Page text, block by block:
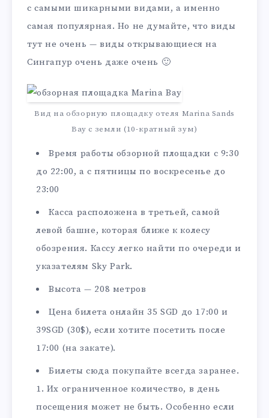
с самыми шикарными видами, а именно
самая популярная. Но не думайте, что виды
тут не очень — виды открывающиеся на
Сингапур очень даже очень 🙂
Вид на обзорную площадку отеля Marina Sands
Bay с земли (10-кратный зум)
Время работы обзорной площадки с 9:30
до 22:00, а с пятницы по воскресенье до
23:00
Касса расположена в третьей, самой
левой башне, которая ближе к колесу
обозрения. Кассу легко найти по очереди и
указателям Sky Park.
Высота — 208 метров
Цена билета онлайн 35 SGD до 17:00 и
39SGD (30$), если хотите посетить после
17:00 (на закате).
Билеты сюда покупайте всегда заранее.
1. Их ограниченное количество, в день
посещения может не быть. Особенно если